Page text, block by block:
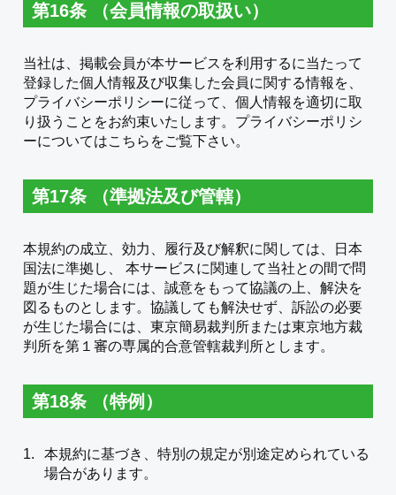
第16条 （会員情報の取扱い）
当社は、掲載会員が本サービスを利用するに当たって
登録した個人情報及び収集した会員に関する情報を、
プライバシーポリシーに従って、個人情報を適切に取
り扱うことをお約束いたします。プライバシーポリシ
ーについてはこちら をご覧下さい。
第17条 （準拠法及び管轄）
本規約の成立、効力、履行及び解釈に関しては、日本
国法に準拠し、 本サービスに関連して当社との間で問
題が生じた場合には、誠意をもって協議の上、解決を
図るものとします。協議しても解決せず、訴訟の必要
が生じた場合には、東京簡易裁判所または東京地方裁
判所を第１審の専属的合意管轄裁判所とします。
第18条 （特例）
本規約に基づき、特別の規定が別途定められている
場合があります。